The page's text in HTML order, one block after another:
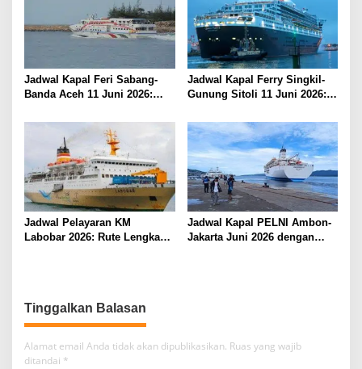
Jadwal Kapal Feri Sabang-
Banda Aceh 11 Juni 2026:
Penumpang dan Pengemudi
Jadwal Kapal Ferry Singkil-
Gunung Sitoli 11 Juni 2026:
Lengkap
Jadwal Pelayaran KM
Labobar 2026: Rute Lengkap
Jadwal Kapal PELNI Ambon-
Jakarta Juni 2026 dengan
Tinggalkan Balasan
Alamat email Anda tidak akan dipublikasikan. Ruas yang wajib
ditandai *